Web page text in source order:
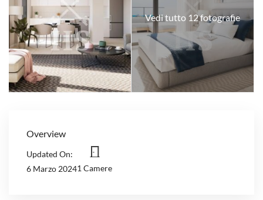
Vedi tutto 12 fotografie
Overview
Updated On:
6 Marzo 20241 Camere